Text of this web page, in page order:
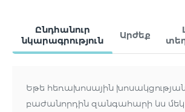
Ընդհանուր
նկարագրություն
Արժեք
Եթե հեռախոսային
բաժանորդին զանգահարի ևս մեկ